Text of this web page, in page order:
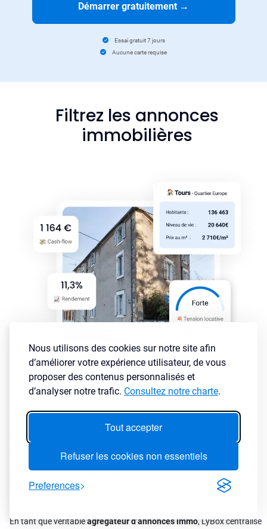
Nous utilisons des cookies sur notre site afin
d’améliorer votre expérience utilisateur, de vous
proposer des contenus personnalisés et
d’analyser notre trafic. Consultez notre charte.
Tout accepter
Refuser les cookies non essentiels
Preferences
Démarrer gratuitement →
Essai gratuit 7 jours
Aucune carte requise
Filtrez les annonces
immobilières
Comment sélectionner les annonces immobilières rentables
Notre moteur de recherche immobilier vous permet de cibler
rapidement les meilleures opportunités grâce à des filtres puissants
En tant que véritableagrégateur d’annonces immo, LyBox centralise